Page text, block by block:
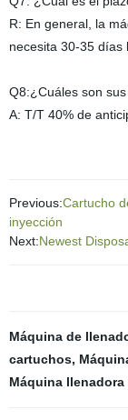
R: En general, la
necesita 30-35 días
Q8:¿Cuáles son
A: T/T 40% de
Previous:Cartucho
inyección
Next:Newest
Máquina de
cartuchos,
Máquina llenadora